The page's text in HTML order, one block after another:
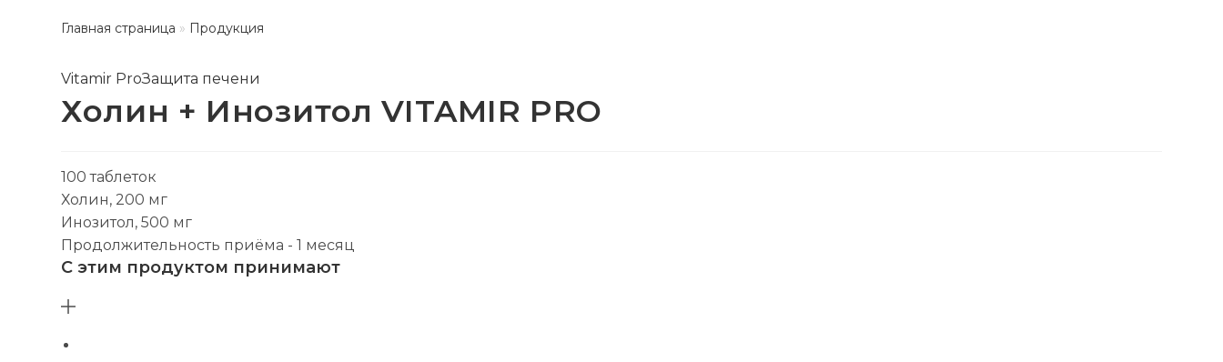
Главная страница » Продукция
Vitamir ProЗащита печени
Холин + Инозитол VITAMIR PRO
100 таблеток
Холин, 200 мг
Инозитол, 500 мг
Продолжительность приёма - 1 месяц
С этим продуктом принимают